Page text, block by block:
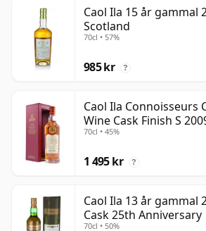
Caol Ila 15 år gammal
Scotland
70cl • 57%
985 kr ?
Caol Ila Connoisseurs
Wine Cask Finish S
70cl • 45%
1 495 kr ?
Caol Ila 13 år gammal
Cask 25th Anniversary
70cl • 50%